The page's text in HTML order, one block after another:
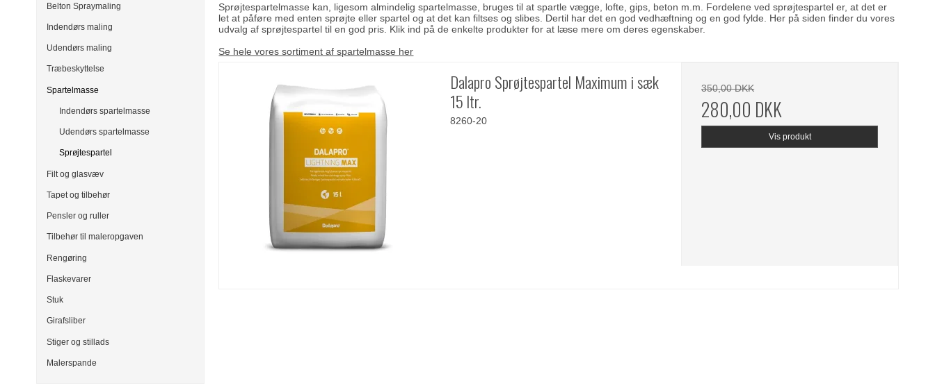
Belton Spraymaling
Indendørs maling
Udendørs maling
Træbeskyttelse
Spartelmasse
Indendørs spartelmasse
Udendørs spartelmasse
Sprøjtespartel
Filt og glasvæv
Tapet og tilbehør
Pensler og ruller
Tilbehør til maleropgaven
Rengøring
Flaskevarer
Stuk
Girafsliber
Stiger og stillads
Malerspande
Sprøjtespartelmasse kan, ligesom almindelig spartelmasse, bruges til at spartle vægge, lofte, gips, beton m.m. Fordelene ved sprøjtespartel er, at det er
let at påføre med enten sprøjte eller spartel og at det kan filtses og slibes. Dertil har det en god vedhæftning og en god fylde. Her på siden finder du vores
udvalg af sprøjtespartel til en god pris. Klik ind på de enkelte produkter for at læse mere om deres egenskaber.
Se hele vores sortiment af spartelmasse her
Dalapro Sprøjtespartel Maximum i sæk
15 ltr.
8260-20
350,00 DKK
280,00 DKK
Vis produkt